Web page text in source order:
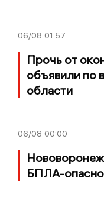
06/08 01:57
Прочь от
объявили по
области
06/08 00:00
БПЛА-